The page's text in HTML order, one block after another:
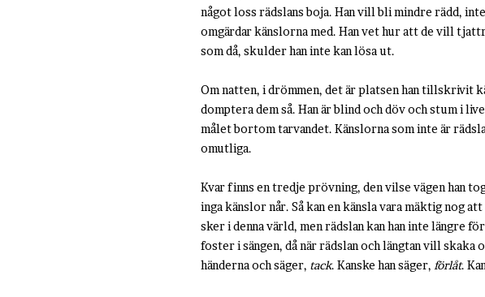
något loss rädslans boja. Han vill bli mindre rädd,
omgärdar känslorna med. Han vet hur att de vill
som då, skulder han inte kan lösa ut.
Om natten, i drömmen, det är platsen han tillskrivit
domptera dem så. Han är blind och döv och stum i
målet bortom tarvandet. Känslorna som inte är
omutliga.
Kvar finns en tredje prövning, den vilse vägen han
inga känslor når. Så kan en känsla vara mäktig nog
sker i denna värld, men rädslan kan han inte längre
foster i sängen, då när rädslan och längtan vill
händerna och säger, tack. Kanske han säger, förlåt.